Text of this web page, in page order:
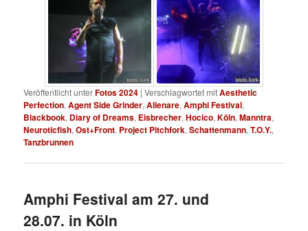
Veröffentlicht unterFotos 2024 |Verschlagwortet mitAesthetic
Perfection,Agent Side Grinder,Alienare,Amphi Festival,
Blackbook, Diary of Dreams, Eisbrecher,Hocico,Köln,Manntra,
Neuroticfish,Ost+Front, Project Pitchfork,Schattenmann,T.O.Y.,
Tanzbrunnen
Amphi Festival am 27. und
28.07. in Köln